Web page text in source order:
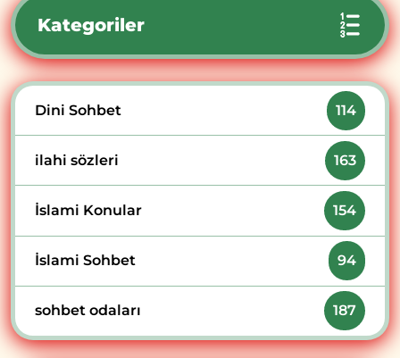
Kategoriler
Dini Sohbet 114
ilahi sözleri 163
İslami Konular 154
İslami Sohbet 94
sohbet odaları 187